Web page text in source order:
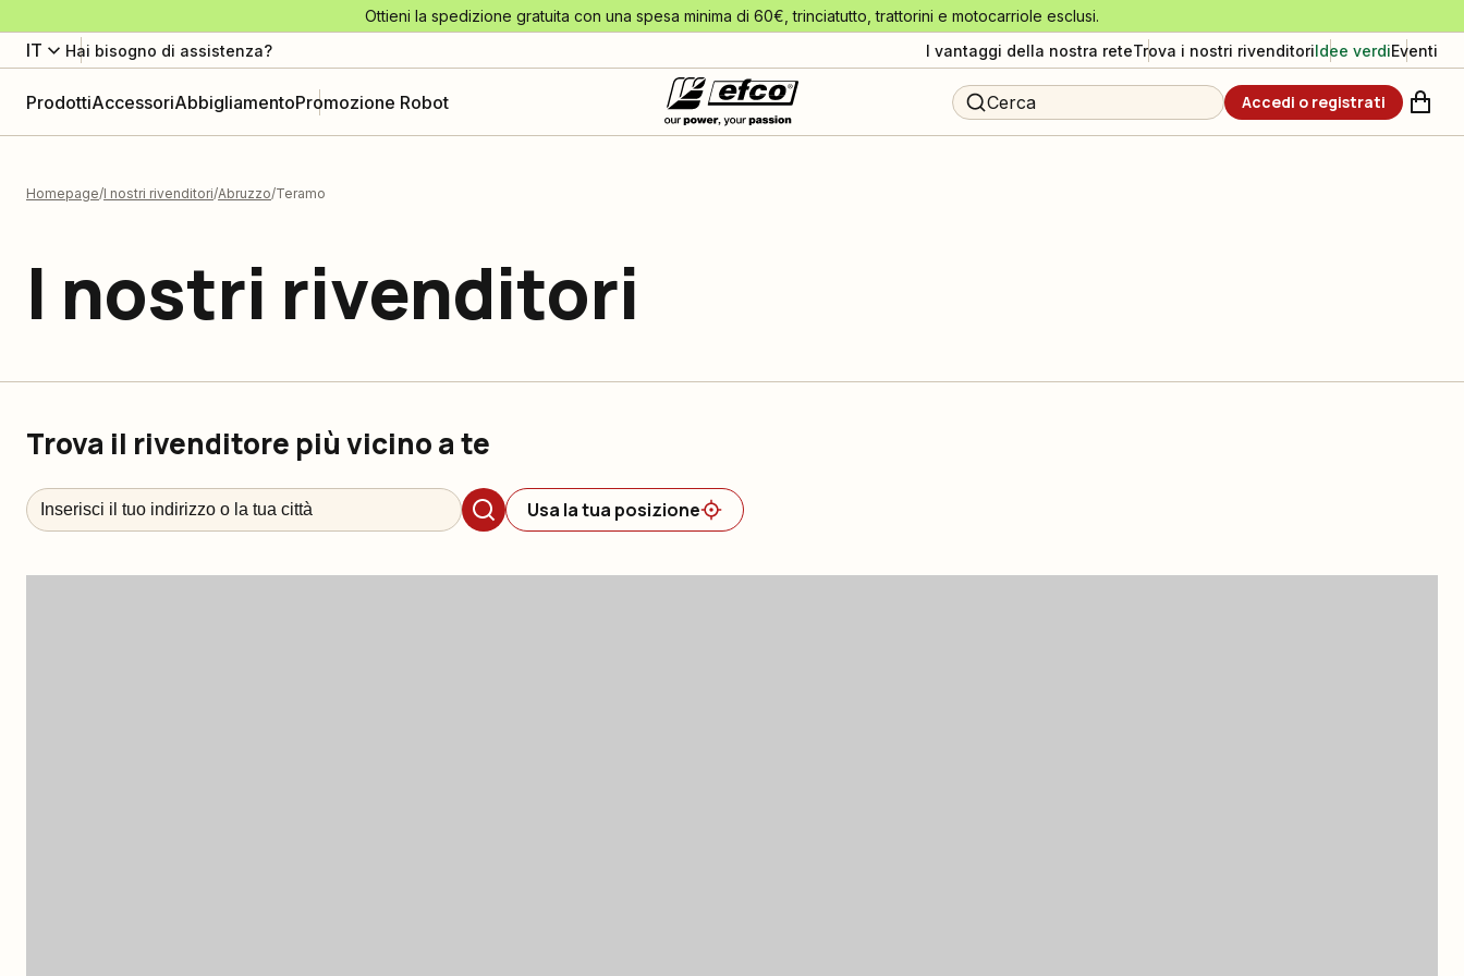
Ottieni la spedizione gratuita con una spesa minima di 60€, trinciatutto, trattorini e motocarriole esclusi.
IT Hai bisogno di assistenza? I vantaggi della nostra reteTrova i nostri rivenditoriIdee verdiEventi
ProdottiAccessoriAbbigliamentoPromozione Robot Cerca Accedi o registrati
Homepage I nostri rivenditori Abruzzo Teramo
I nostri rivenditori
Trova il rivenditore più vicino a te
Usa la tua posizione